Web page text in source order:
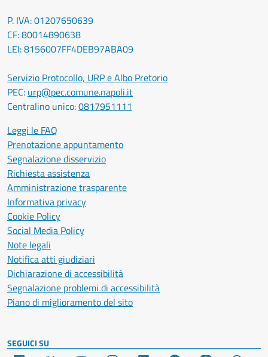
P. IVA: 01207650639
CF: 80014890638
LEI: 8156007FF4DEB97ABA09
Servizio Protocollo, URP e Albo Pretorio
PEC: urp@pec.comune.napoli.it
Centralino unico:0817951111
Leggi le FAQ
Prenotazione appuntamento
Segnalazione disservizio
Richiesta assistenza
Amministrazione trasparente
Informativa privacy
Cookie Policy
Social Media Policy
Note legali
Notifica atti giudiziari
Dichiarazione di accessibilità
Segnalazione problemi di accessibilità
Piano di miglioramento del sito
SEGUICI SU